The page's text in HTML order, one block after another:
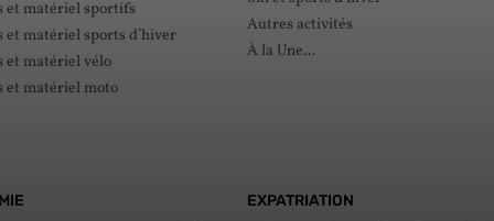
et matériel sportifs
et matériel sports d’hiver
et matériel vélo
et matériel moto
Autres activités
À la Une...
EXPATRIATION